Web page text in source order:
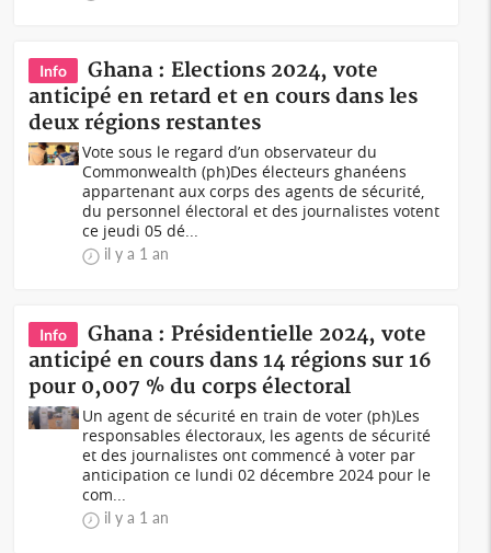
Info
Ghana : Elections 2024, vote
anticipé en retard et en cours dans les
deux régions restantes
Vote sous le regard d’un observateur du
Commonwealth (ph)Des électeurs ghanéens
appartenant aux corps des agents de sécurité,
du personnel électoral et des journalistes votent
ce jeudi 05 dé...
il y a 1 an
Info
Ghana : Présidentielle 2024, vote
anticipé en cours dans 14 régions sur 16
pour 0,007 % du corps électoral
Un agent de sécurité en train de voter (ph)Les
responsables électoraux, les agents de sécurité
et des journalistes ont commencé à voter par
anticipation ce lundi 02 décembre 2024 pour le
com...
il y a 1 an